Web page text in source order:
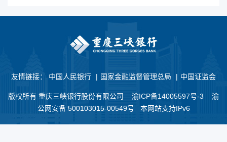
友情链接： 中国人民银行 | 国家金融监督管理总局 | 中国证监会
版权所有 重庆三峡银行股份有限公司 渝ICP备14005597号-3 渝
公网安备 500103015-00549号 本网站支持IPv6